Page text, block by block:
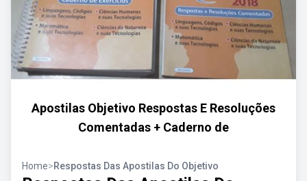
Apostilas Objetivo Respostas E Resoluções
Comentadas + Caderno de
Home>Respostas Das Apostilas Do Objetivo